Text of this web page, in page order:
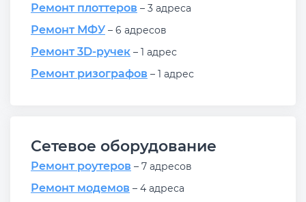
Ремонт плоттеров – 3 адреса
Ремонт МФУ – 6 адресов
Ремонт 3D-ручек – 1 адрес
Ремонт ризографов – 1 адрес
Сетевое оборудование
Ремонт роутеров – 7 адресов
Ремонт модемов – 4 адреса